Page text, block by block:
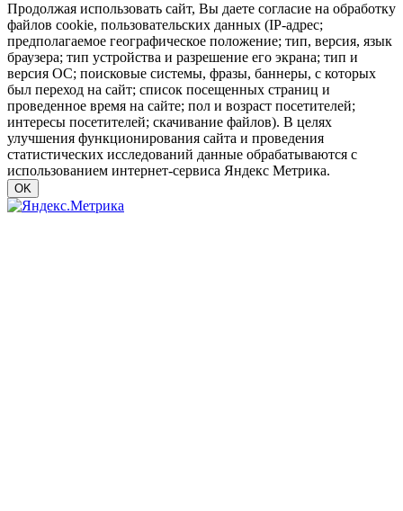
Продолжая использовать сайт, Вы даете согласие на обработку
файлов cookie, пользовательских данных (IP-адрес;
предполагаемое географическое положение; тип, версия, язык
браузера; тип устройства и разрешение его экрана; тип и
версия ОС; поисковые системы, фразы, баннеры, с которых
был переход на сайт; список посещенных страниц и
проведенное время на сайте; пол и возраст посетителей;
интересы посетителей; скачивание файлов). В целях
улучшения функционирования сайта и проведения
статистических исследований данные обрабатываются с
использованием интернет-сервиса Яндекс Метрика.
OK